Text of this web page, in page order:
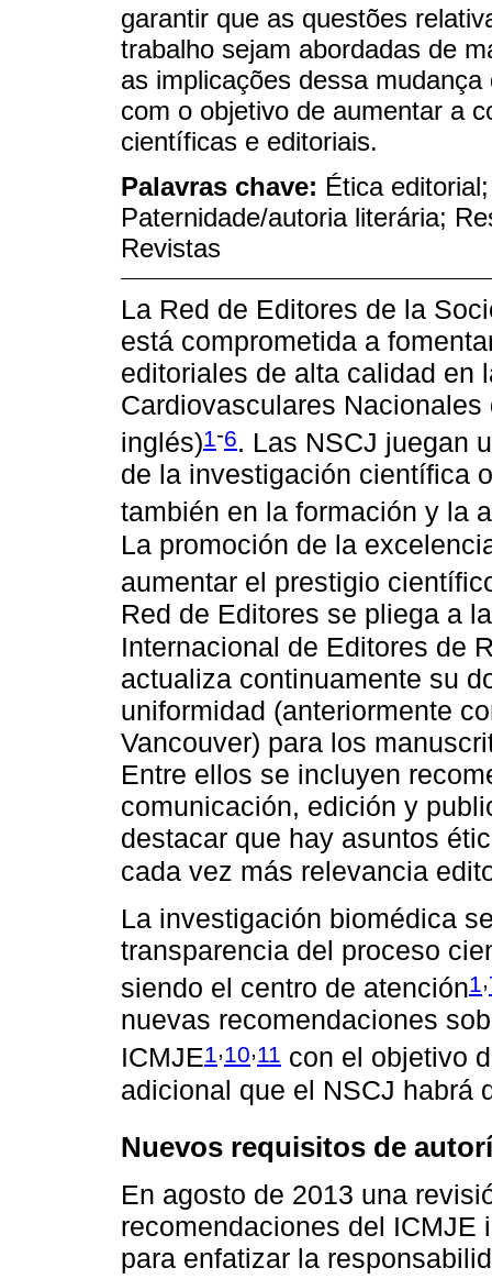
garantir que as questões
trabalho sejam abordadas de
as implicações dessa
com o objetivo de aumentar a
científicas e editoriais.
Palavras chave: Ética
Paternidade/autoria literária;
Revistas
La Red de Editores de la
está comprometida a
editoriales de alta calidad en
Cardiovasculares
inglés)1-6. Las NSCJ juegan
de la investigación científica
también en la formación y la
La promoción de la
aumentar el prestigio
Red de Editores se pliega a
Internacional de Editores de
actualiza continuamente su
uniformidad (anteriormente
Vancouver) para los
Entre ellos se incluyen
comunicación, edición y
destacar que hay asuntos
cada vez más relevancia
La investigación biomédica
transparencia del proceso
siendo el centro de atención1,
nuevas recomendaciones
ICMJE1 ,10,11 con el objetivo
adicional que el NSCJ habrá
Nuevos requisitos de
En agosto de 2013 una
recomendaciones del ICMJE
para enfatizar la